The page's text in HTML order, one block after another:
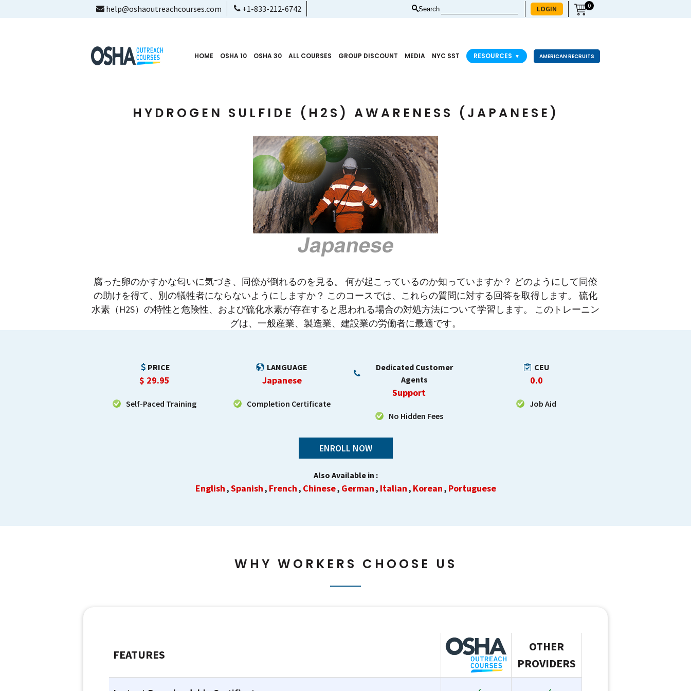
help@oshaoutreachcourses.com +1-833-212-6742 Search LOGIN 0
HOME OSHA 10 OSHA 30 ALL COURSES GROUP DISCOUNT MEDIA NYC SST RESOURCES ▼ AMERICAN RECRUITS
HYDROGEN SULFIDE (H2S) AWARENESS (JAPANESE)
腐った卵のかすかな匂いに気づき、同僚が倒れるのを見る。 何が起こっているのか知っていますか？ どのようにして同僚
の助けを得て、別の犠牲者にならないようにしますか？ このコースでは、これらの質問に対する回答を取得します。 硫化
水素（H2S）の特性と危険性、および硫化水素が存在すると思われる場合の対処方法について学習します。 このトレーニン
グは、一般産業、製造業、建設業の労働者に最適です。
PRICE
$ 29.95
Self-Paced Training
LANGUAGE
Japanese
Completion Certificate
Dedicated Customer
Agents
Support
No Hidden Fees
CEU
0.0
Job Aid
ENROLL NOW
Also Available in :
English , Spanish , French , Chinese, German , Italian , Korean , Portuguese
WHY WORKERS CHOOSE US
FEATURES
OTHER
PROVIDERS